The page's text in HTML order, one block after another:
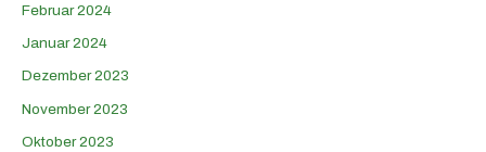
Februar 2024
Januar 2024
Dezember 2023
November 2023
Oktober 2023